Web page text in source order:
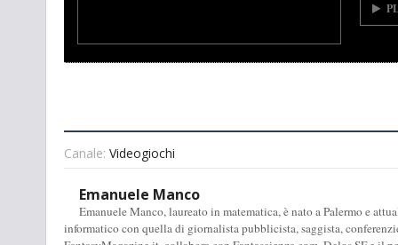
Canale: Videogiochi
Emanuele Manco
Emanuele Manco, laureato in matematica, è nato a Palermo e
informatico con quella di giornalista pubblicista, saggista,